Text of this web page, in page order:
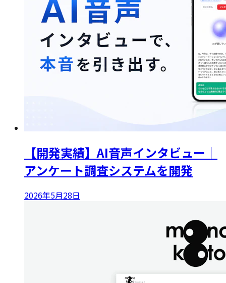
【開発実績】AI音声インタビュー｜
アンケート調査システムを開発
2026年5月28日